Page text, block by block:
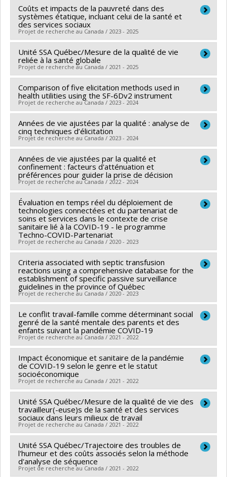
Subvention Projet
Chercheur principal : Jean-Patrice Baillargeon
Co-chercheurs : Benoît Mâsse,Thomas G. Poder
Sources de financement :IRSC/Instituts de recherche
en santé du Canada
Programmes de subvention :
PVXXXXXX-Subvention
d'équipe
Coûts et impacts de la pauvreté dans des
systèmes étatique, incluant celui de la santé et
des services sociaux
Projet de recherche au Canada / 2023 - 2025
Chercheur principal : Amélie Quesnel-Vallée
Co-chercheurs : Jaunathan Bilodeau
Sources de financement :MSSS/Ministère de la Santé
et des Services sociaux
Programmes de subvention :
Unité SSA Québec/Mesure de la qualité de vie
reliée à la santé globale
Projet de recherche au Canada / 2021 - 2025
Sources de financement :IRSC/Instituts de recherche
en santé du Canada
Programmes de subvention :PVXXXXXX-Stratégie de
recherche axée sur le patient (SRAP)
Comparison of five elicitation methods used in
health utilities using the SF-6Dv2 instrument
Projet de recherche au Canada / 2023 - 2024
Chercheur principal : Thomas G. Poder
Sources de financement :Fondation de l’IUSMM
Programmes de subvention :
Années de vie ajustées par la qualité : analyse de
cinq techniques d’élicitation
Projet de recherche au Canada / 2023 - 2024
Chercheur principal : Thomas G. Poder
Sources de financement :MITACS Inc.
Programmes de subvention :PVXXXXXX-Stage
Accélération Québec - MITACS
Années de vie ajustées par la qualité et
confinement : facteurs d'atténuation et
préférences pour guider la prise de décision
Projet de recherche au Canada / 2022 - 2024
Chercheur principal : Thomas G. Poder
Co-chercheurs : Jean-Christophe Bélisle Pipon
Sources de financement :MITACS Inc.
Programmes de subvention :PVXXXXXX-Stage
Accélération Québec - MITACS
Évaluation en temps réel du déploiement de
technologies connectées et du partenariat de
soins et services dans le contexte de crise
sanitaire lié à la COVID-19 - le programme
Techno-COVID-Partenariat
Projet de recherche au Canada / 2020 - 2023
Chercheur principal : Marie-Pascale Pomey
Co-chercheurs : Didier Jutras-Aswad,Benoît Deligne
Annie Talbot ,Amal Abdel-Baki,Frédéric Lavoie
Thomas G. Poder,Simon Dubreucq,Mélanie Lavoie-
Tremblay ,Ines Colmegna,Bertrand Lebouche,Philip
(Sacha) Ghadiri Djahanchah,Franco Carli,Susan
Bartlett ,Jamil Asselah,Tarek Hijal
en santé du Canada
Programmes de subvention :PVXX5647-(MOP)
Subvention de fonctionnement incluant les
subventions de fonctionnement programmatiques
(général)
Criteria associated with septic transfusion
reactions using a comprehensive database for the
establishment of specific passive surveillance
guidelines in the province of Québec
Projet de recherche au Canada / 2020 - 2023
Chercheur principal : Thomas G. Poder
Sources de financement :MITACS Inc.
Programmes de subvention :PVXXXXXX-Stage
Accélération Québec - MITACS
Le conflit travail-famille comme déterminant social
genré de la santé mentale des parents et des
enfants suivant la pandémie COVID-19
Projet de recherche au Canada / 2021 - 2022
Chercheur principal : Amélie Quesnel Vallée
Co-chercheurs : Jaunathan Bilodeau,Thomas G. Poder
Sources de financement :IRSC/Instituts de recherche
en santé du Canada
Programmes de subvention :PVXX5647-(MOP)
Subvention de fonctionnement incluant les
subventions de fonctionnement programmatiques
(général)
Impact économique et sanitaire de la pandémie
de COVID-19 selon le genre et le statut
socioéconomique
Projet de recherche au Canada / 2021 - 2022
Chercheur principal : Thomas G. Poder
Sources de financement :CIRANO/Ctre rech. analyse
organisations
Programmes de subvention :
Unité SSA Québec/Mesure de la qualité de vie des
travailleur(-euse)s de la santé et des services
sociaux dans leurs milieux de travail
Projet de recherche au Canada / 2021 - 2022
Chercheur principal : Thomas G. Poder
Sources de financement :IRSC/Instituts de recherche
en santé du Canada
Unité SSA Québec/Trajectoire des troubles de
l'humeur et des coûts associés selon la méthode
d'analyse de séquence
Projet de recherche au Canada / 2021 - 2022